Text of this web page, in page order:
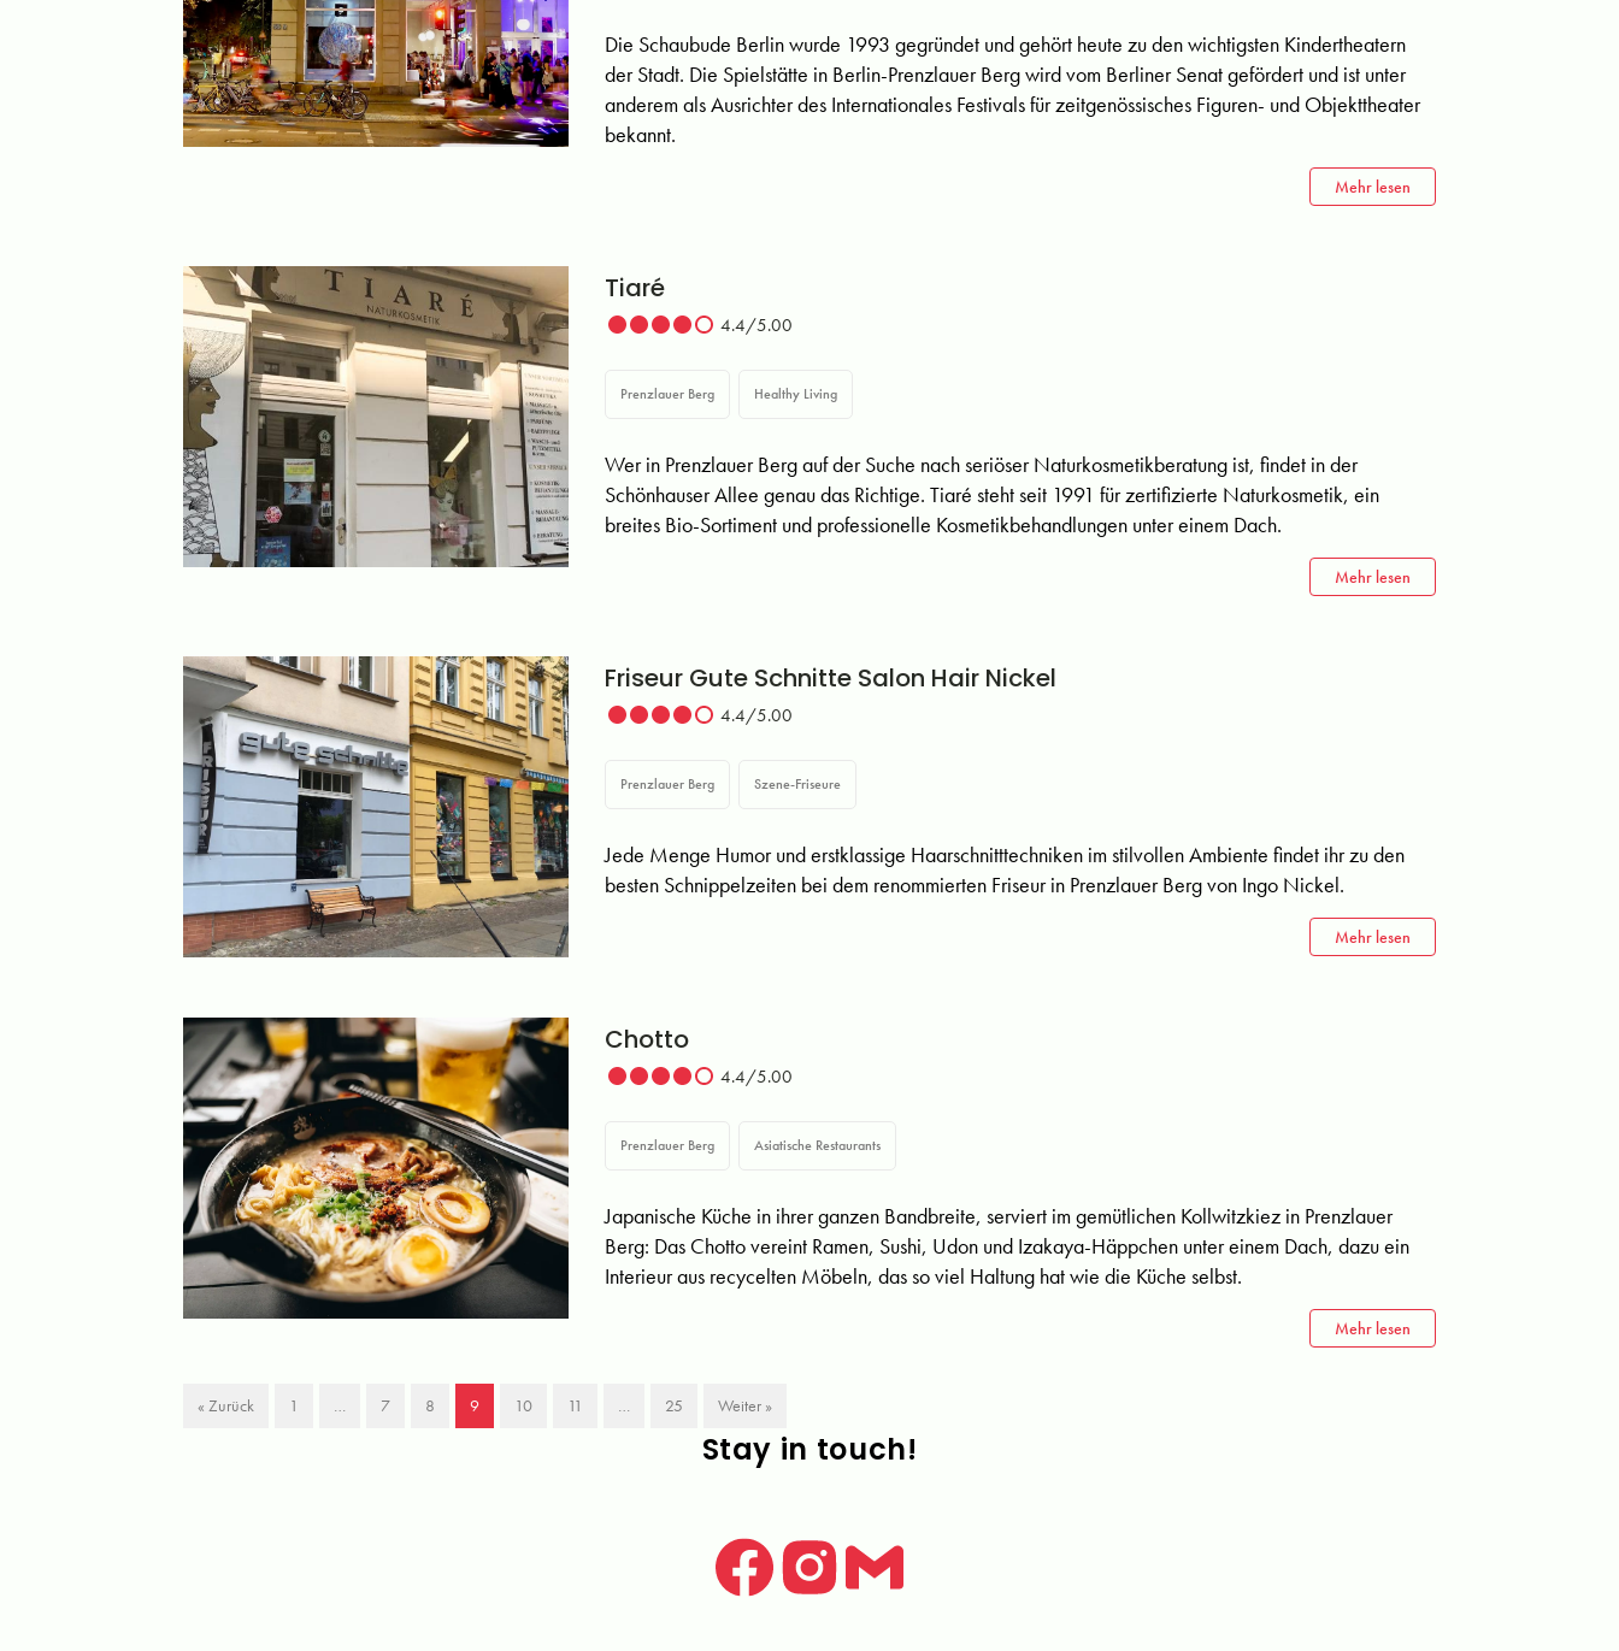
Die Schaubude Berlin wurde 1993 gegründet und gehört heute zu den wichtigsten Kindertheatern
der Stadt. Die Spielstätte in Berlin-Prenzlauer Berg wird vom Berliner Senat gefördert und ist unter
anderem als Ausrichter des Internationales Festivals für zeitgenössisches Figuren- und Objekttheater
bekannt.
Mehr lesen
Tiaré
4.4/5.00
Prenzlauer Berg Healthy Living
Wer in Prenzlauer Berg auf der Suche nach seriöser Naturkosmetikberatung ist, findet in der
Schönhauser Allee genau das Richtige. Tiaré steht seit 1991 für zertifizierte Naturkosmetik, ein
breites Bio-Sortiment und professionelle Kosmetikbehandlungen unter einem Dach.
Mehr lesen
Friseur Gute Schnitte Salon Hair Nickel
4.4/5.00
Prenzlauer Berg Szene-Friseure
Jede Menge Humor und erstklassige Haarschnitttechniken im stilvollen Ambiente findet ihr zu den
besten Schnippelzeiten bei dem renommierten Friseur in Prenzlauer Berg von Ingo Nickel.
Mehr lesen
Chotto
4.4/5.00
Prenzlauer Berg Asiatische Restaurants
Japanische Küche in ihrer ganzen Bandbreite, serviert im gemütlichen Kollwitzkiez in Prenzlauer
Berg: Das Chotto vereint Ramen, Sushi, Udon und Izakaya-Häppchen unter einem Dach, dazu ein
Interieur aus recycelten Möbeln, das so viel Haltung hat wie die Küche selbst.
Mehr lesen
« Zurück 1 … 7 8 9 10 11 … 25 Weiter »
Stay in touch!